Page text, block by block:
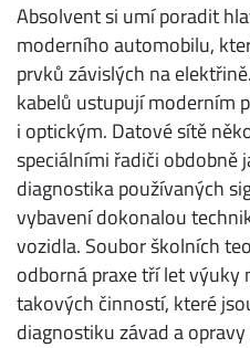
Absolvent si umí poradit
moderního automobilu,
prvků závislých na
kabelů ustupují moderním
i optickým. Datové sítě
speciálními řadiči obdobně
diagnostika používaných
vybavení dokonalou
vozidla. Soubor školních
odborná praxe tří let výuky
takových činností, které
diagnostiku závad a